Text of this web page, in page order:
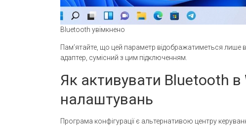
Bluetooth увімкнено
Пам’ятайте, що цей параметр відображатиметься лише
адаптер, сумісний з цим підключенням.
Як активувати Bluetooth
налаштувань
Програма конфігурації є альтернативою центру